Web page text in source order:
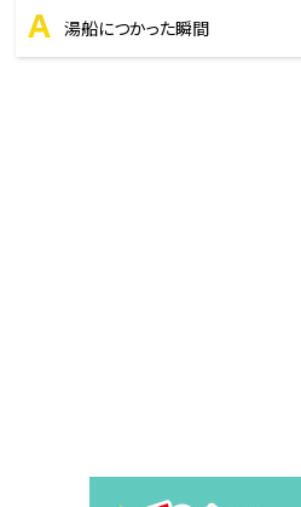
A 湯船につかった瞬間